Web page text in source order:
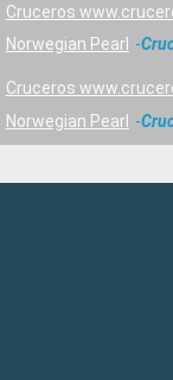
Cruceros
Norwegian Pearl
Cruceros
Norwegian Pearl